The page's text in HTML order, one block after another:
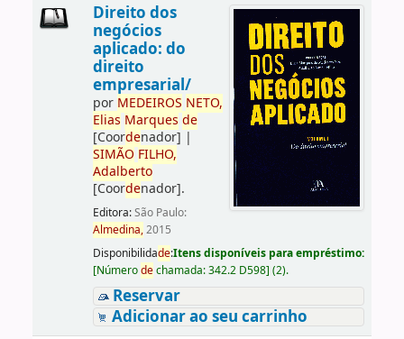
Direito dos
negócios
aplicado: do
direito
empresarial/
por MEDEIROS NETO,
Elias Marques de
[Coordenador] |
SIMÃO FILHO,
Adalberto
[Coordenador].
Editora:São Paulo:
Almedina,2015
Disponibilidade:Itens disponíveis para empréstimo:
[Númerodechamada:342.2 D598] (2).
Reservar
Adicionar ao seu carrinho